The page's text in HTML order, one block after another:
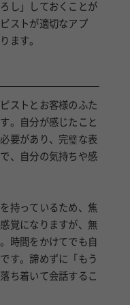
し」しておくことが
ストが適切なアプ
ます。
ストとお客様のふた
。自分が感じたこと
要があり、完璧な表
、自分の気持ちや感
持っているため、焦
覚になりますが、無
時間をかけてでも自
す。諦めずに「もう
ち着いて会話するこ